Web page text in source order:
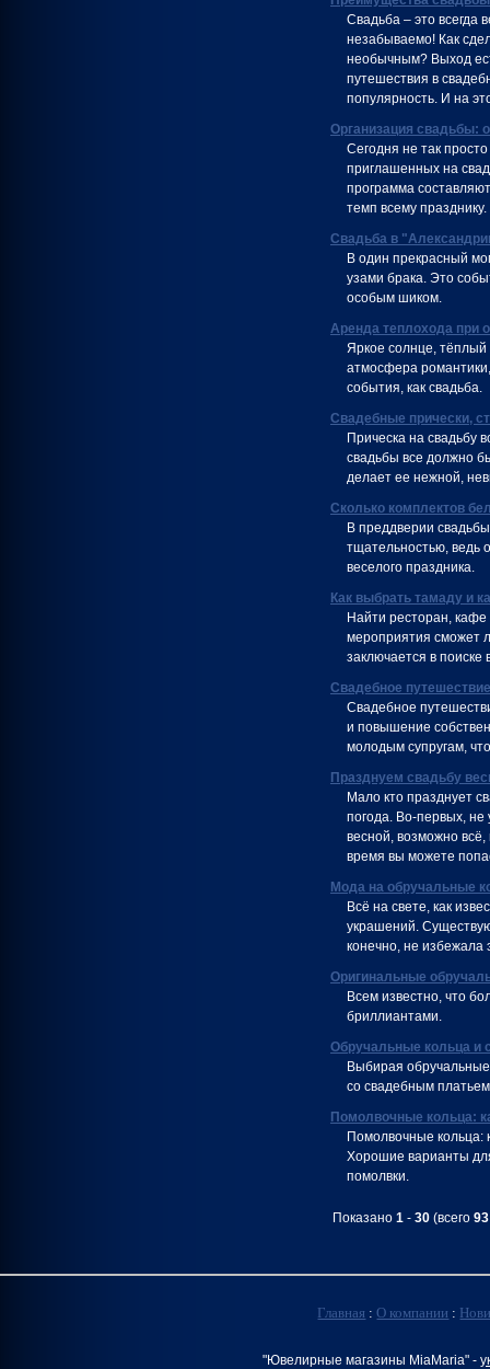
Свадьба – это всегда
незабываемо! Как
необычным? Выход
путешествия в
популярность. И на
Организация свадьбы:
Сегодня не так
приглашенных на
программа
темп всему празднику.
Свадьба в
В один прекрасный
узами брака. Это
особым шиком.
Аренда теплохода при
Яркое солнце,
атмосфера
события, как свадьба.
Свадебные прически,
Прическа на свадьбу
свадьбы все должно
делает ее нежной,
Сколько комплектов
В преддверии
тщательностью, ведь
веселого праздника.
Как выбрать тамаду и
Найти ресторан,
мероприятия сможет
заключается в
Свадебное
Свадебное
и повышение
молодым супругам,
Празднуем свадьбу
Мало кто празднует
погода. Во-первых, не
весной, возможно
время вы можете
Мода на обручальные
Всё на свете, как
украшений.
конечно, не избежала
Оригинальные
Всем известно, что
бриллиантами.
Обручальные кольца и
Выбирая обручальные
со свадебным платьем
Помолвочные кольца:
Помолвочные кольца:
Хорошие варианты
помолвки.
Показано 1 - 30 (всего 93
Главная :О компании :
"Ювелирные магазины MiaMaria" -